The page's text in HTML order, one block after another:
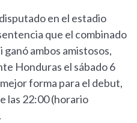
en el estadio
que el combinado
ambos amistosos,
Honduras el sábado 6
forma para el debut,
las 22:00 (horario